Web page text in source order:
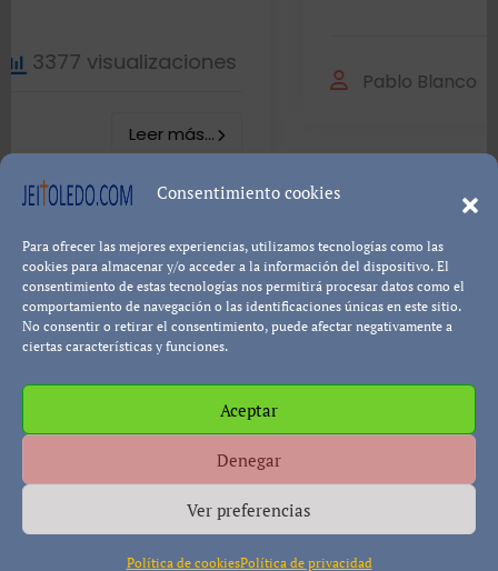
Consentimiento cookies
Para ofrecer las mejores experiencias, utilizamos tecnologías como las
cookies para almacenar y/o acceder a la información del dispositivo. El
consentimiento de estas tecnologías nos permitirá procesar datos como el
comportamiento de navegación o las identificaciones únicas en este sitio.
No consentir o retirar el consentimiento, puede afectar negativamente a
ciertas características y funciones.
Aceptar
Denegar
Ver preferencias
Política de cookiesPolítica de privacidad
Política de cookies Política de Privacidad Descargo de
Responsabilidad
Copyright © All rights reserved
Themeansar.